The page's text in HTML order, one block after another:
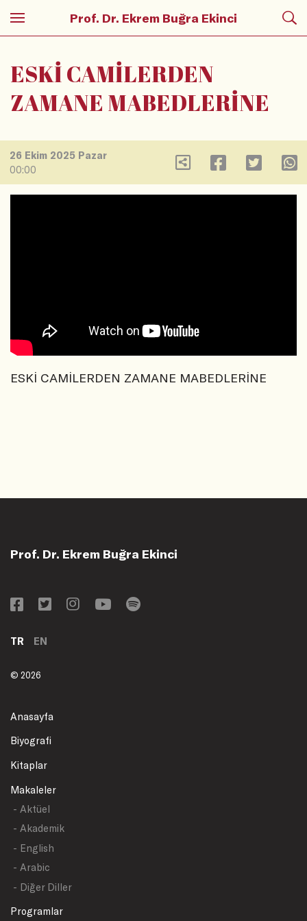
Prof. Dr. Ekrem Buğra Ekinci
ESKİ CAMİLERDEN
ZAMANE MABEDLERİNE
ESKİ CAMİLERDEN ZAMANE MABEDLERİNE
26 Ekim 2025 Pazar
00:00
Prof. Dr. Ekrem Buğra Ekinci
TR EN
© 2026
Anasayfa
Biyografi
Kitaplar
Makaleler
- Aktüel
- Akademik
- English
- Arabic
- Diğer Diller
Programlar